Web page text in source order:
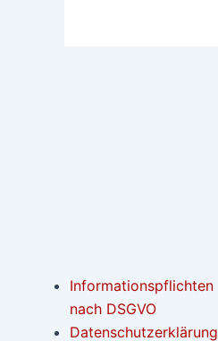
Informationspflichten
nach DSGVO
Datenschutzerklärung